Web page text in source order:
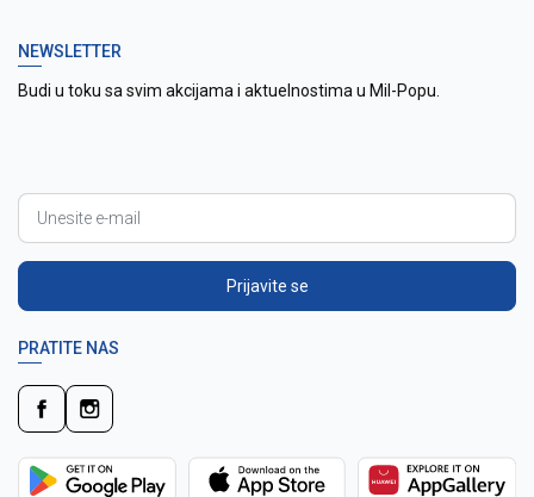
NEWSLETTER
Budi u toku sa svim akcijama i aktuelnostima u Mil-Popu.
Prijavite se
PRATITE NAS